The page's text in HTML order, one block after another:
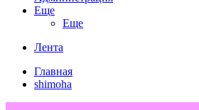
Еще
Еще
Лента
Главная
shimoha